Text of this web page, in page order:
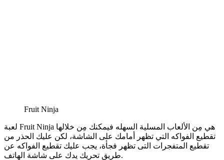
Fruit Ninja
لعبة Fruit Ninja هي مِن الألعاب المسلية السهله فيمكنك مِن خلالها
تقطيع الفواكه التي تظهر أمامك على الشاشة، لكن عليك الحذر من
تقطيع المتفجرات التى تظهر فجأة، يجب عليك تقطيع الفواكه عن
طريق تحريك يدك على شاشة الهاتف.